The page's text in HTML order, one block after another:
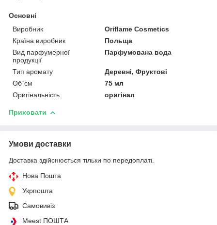
Основні
Виробник
Oriflame Cosmetics
Країна виробник
Польща
Вид парфумерної
продукції
Парфумована вода
Тип аромату
Деревні, Фруктові
Об`єм
75 мл
Оригінальність
оригінал
Приховати
Умови доставки
Доставка здійснюється тільки по передоплаті.
Нова Пошта
Укрпошта
Самовивіз
Meest ПОШТА